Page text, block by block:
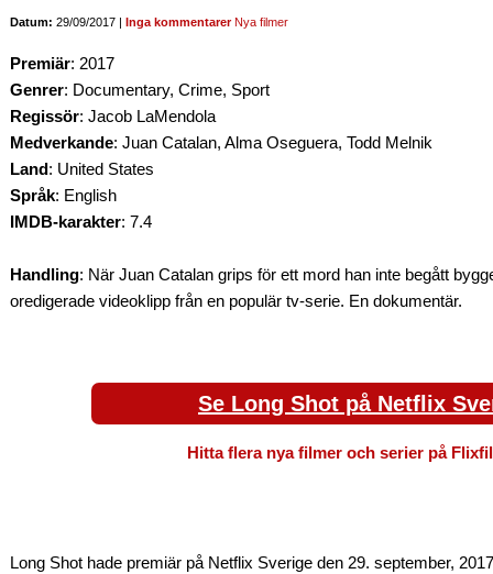
Datum: 29/09/2017 | Inga kommentarer Nya filmer
Premiär: 2017
Genrer: Documentary, Crime, Sport
Regissör: Jacob LaMendola
Medverkande: Juan Catalan, Alma Oseguera, Todd Melnik
Land: United States
Språk: English
IMDB-karakter: 7.4
Handling: När Juan Catalan grips för ett mord han inte begått
oredigerade videoklipp från en populär tv-serie. En dokumentär.
Se Long Shot på Netflix
Hitta flera nya filmer och serier på
Long Shot hade premiär på Netflix Sverige den 29. september,